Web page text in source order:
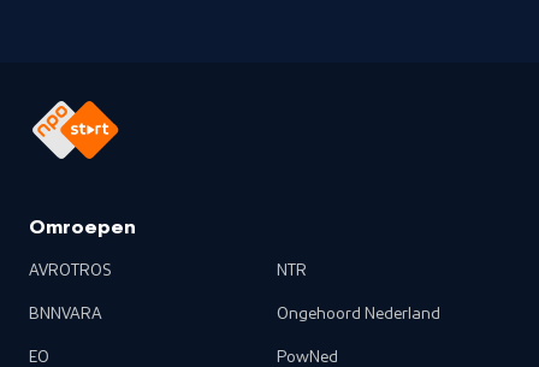
Omroepen
AVROTROS
BNNVARA
EO
NTR
Ongehoord Nederland
PowNed